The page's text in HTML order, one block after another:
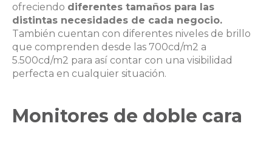
ofreciendo diferentes tamaños para las
distintas necesidades de cada negocio.
También cuentan con diferentes niveles de brillo
que comprenden desde las 700cd/m2 a
5.500cd/m2 para así contar con una visibilidad
perfecta en cualquier situación.
Monitores de doble cara